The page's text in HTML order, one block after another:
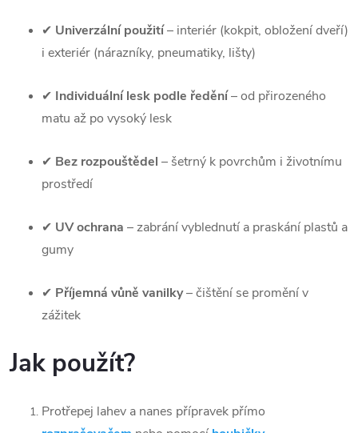
✔ Univerzální použití– interiér (kokpit, obložení dveří)
i exteriér (nárazníky, pneumatiky, lišty)
✔ Individuální lesk podle ředění– od přirozeného
matu až po vysoký lesk
✔ Bez rozpouštědel – šetrný k povrchům i životnímu
prostředí
✔ UV ochrana – zabrání vyblednutí a praskání plastů a
gumy
✔ Příjemná vůně vanilky– čištění se promění v
zážitek
Jak použít?
Protřepej lahev a nanes přípravek přímo